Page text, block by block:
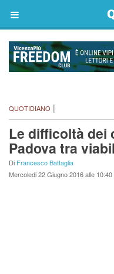
QUOTIDIANO |
Le difficoltà dei
Padova tra
Di Francesco Battaglia
Mercoledi 22 Giugno 2016 alle 10:40